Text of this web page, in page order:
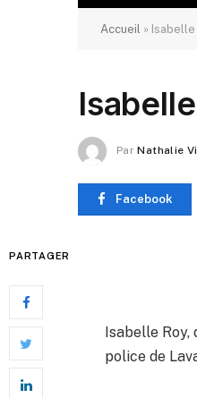
Accueil »
Par Nathalie
Facebook
PARTAGER
Isabelle Roy,
police de